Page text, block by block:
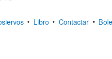
• Libro • Contactar •